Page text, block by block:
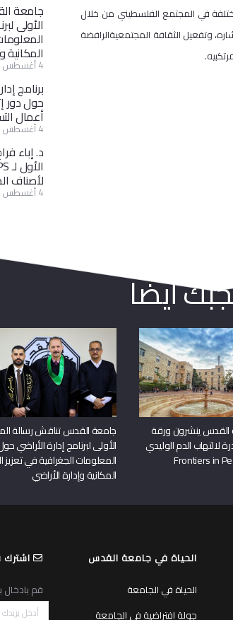
في المجتمع الفلسطيني من خلال
وتفعيل الثقافة المجتمعيةالرافضة
جامعة
الأولى
المكانية
4 أغسطس الساعة 2:36 pm
برنامج
حول دور
أعمال
4 أغسطس الساعة 2:26 pm
د. إباء
لأصناف
4 أغسطس الساعة 10:21 am
أيضا
القدس ينشرون ورقة
لالتهاب الدم الوليدي
جامعة القدس تناقش رسالة
الأولى لبرنامج إدارة الأراضي
المعلومات الجغرافية في
المكانية وإدارة الأراضي
الحياة في جامعة القدس
الحياة في الجامعة
جولة افتراضية في الجامعة
اشترك
قم بادخال